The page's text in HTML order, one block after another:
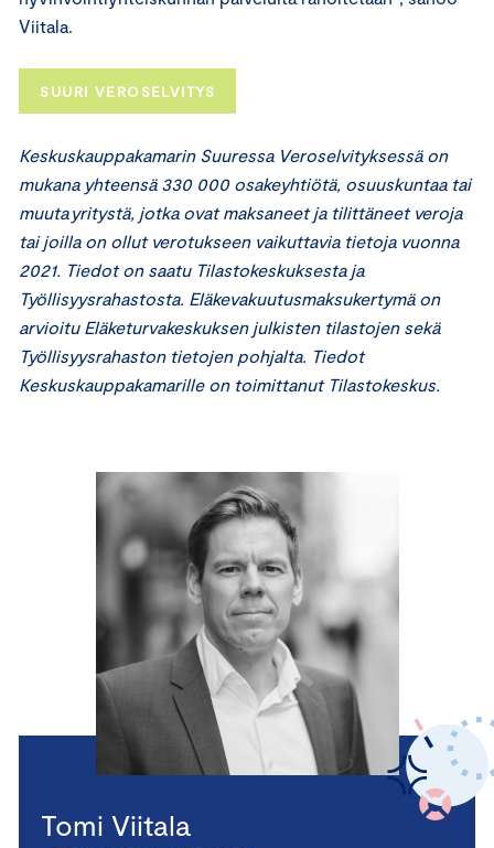
Viitala.
SUURI VEROSELVITYS
Keskuskauppakamarin Suuressa Veroselvityksessä on
mukana yhteensä 330 000 osakeyhtiötä, osuuskuntaa tai
muuta yritystä, jotka ovat maksaneet ja tilittäneet veroja
tai joilla on ollut verotukseen vaikuttavia tietoja vuonna
2021. Tiedot on saatu Tilastokeskuksesta ja
Työllisyysrahastosta. Eläkevakuutusmaksukertymä on
arvioitu Eläketurvakeskuksen julkisten tilastojen sekä
Työllisyysrahaston tietojen pohjalta. Tiedot
Keskuskauppakamarille on toimittanut Tilastokeskus.
Tomi Viitala